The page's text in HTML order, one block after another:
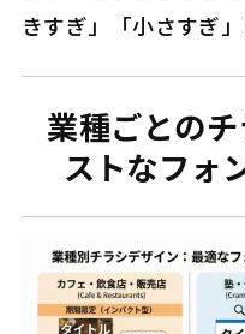
きすぎ」「小さすぎ」
業種ごとの
ストなフォ